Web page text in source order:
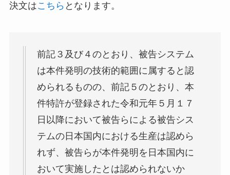
決文はこちら となります。
前記３及び４のとおり、被告システム
は本件発明の技術的範囲に属すると認
められるものの、前記５のとおり、本
件特許が登録された令和元年５月１７
日以降において被告らによる被告シス
テムの日本国内における生産は認めら
れず、被告らが本件発明を日本国内に
おいて実施したとは認められないか